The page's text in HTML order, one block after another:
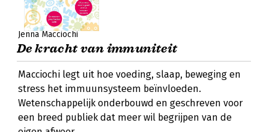
Jenna Macciochi
De kracht van immuniteit
Macciochi legt uit hoe voeding, slaap, beweging en
stress het immuunsysteem beïnvloeden.
Wetenschappelijk onderbouwd en geschreven voor
een breed publiek dat meer wil begrijpen van de